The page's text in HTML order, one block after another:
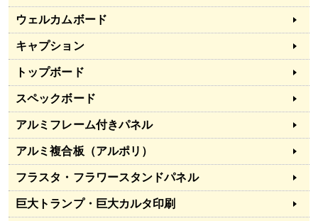
ウェルカムボード
キャプション
トップボード
スペックボード
アルミフレーム付きパネル
アルミ複合板（アルポリ）
フラスタ・フラワースタンドパネル
巨大トランプ・巨大カルタ印刷